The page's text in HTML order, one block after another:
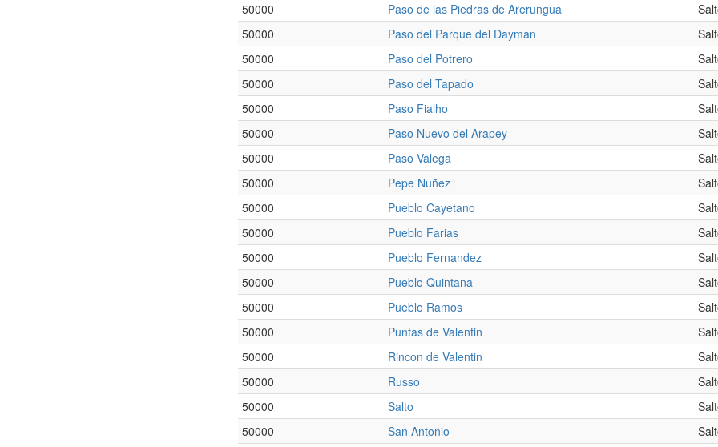
50000
Paso de las Piedras de Arerungua
50000
Paso del Parque del Dayman
50000
Paso del Potrero
50000
Paso del Tapado
50000
Paso Fialho
50000
Paso Nuevo del Arapey
50000
Paso Valega
50000
Pepe Nuñez
50000
Pueblo Cayetano
50000
Pueblo Farias
50000
Pueblo Fernandez
50000
Pueblo Quintana
50000
Pueblo Ramos
50000
Puntas de Valentin
50000
Rincon de Valentin
50000
Russo
50000
Salto
50000
San Antonio